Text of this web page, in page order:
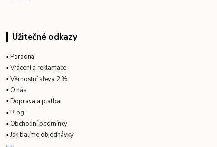
Užitečné odkazy
▪Poradna
▪Vrácení a reklamace
▪Věrnostní sleva 2 %
▪ O nás
▪Doprava a platba
▪Blog
▪ Obchodní podmínky
▪Jak balíme objednávky